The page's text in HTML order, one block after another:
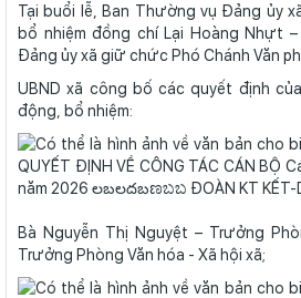
Tại buổi lễ, Ban Thường vụ Đảng ủy
bổ nhiệm đồng chí Lại Hoàng Nhựt –
Đảng ủy xã giữ chức Phó Chánh Văn
UBND xã công bố các quyết định
động, bổ nhiệm:
Bà Nguyễn Thị Nguyệt – Trưởng
Trưởng Phòng Văn hóa - Xã hội xã;